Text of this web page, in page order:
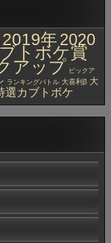
2019年2020
トボケ賞
アップ ピックア
ランキングバトル 大喜利β 大
選カブトボケ